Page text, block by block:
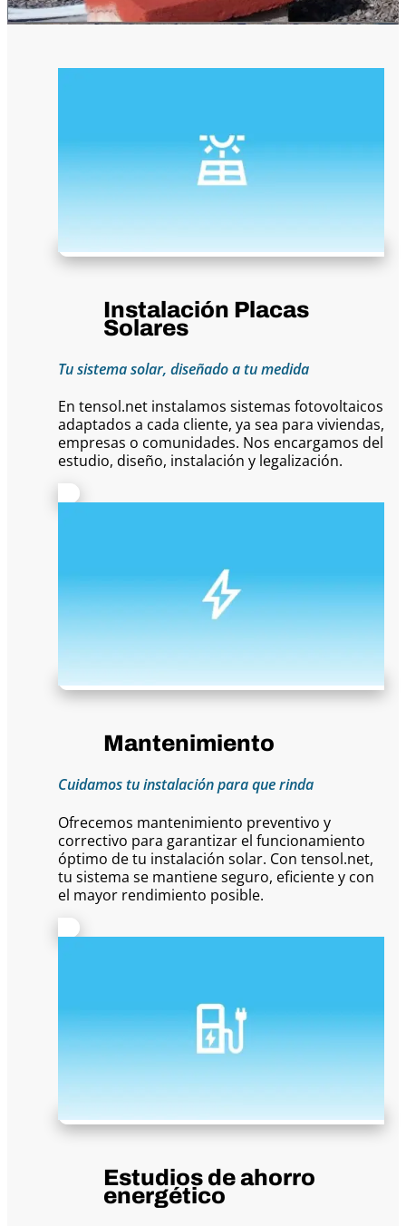
Instalación Placas
Solares
Tu sistema solar, diseñado a tu medida
En tensol.net instalamos sistemas fotovoltaicos
adaptados a cada cliente, ya sea para viviendas,
empresas o comunidades. Nos encargamos del
estudio, diseño, instalación y legalización.
Mantenimiento
Cuidamos tu instalación para que rinda
Ofrecemos mantenimiento preventivo y
correctivo para garantizar el funcionamiento
óptimo de tu instalación solar. Con tensol.net,
tu sistema se mantiene seguro, eficiente y con
el mayor rendimiento posible.
Estudios de ahorro
energético